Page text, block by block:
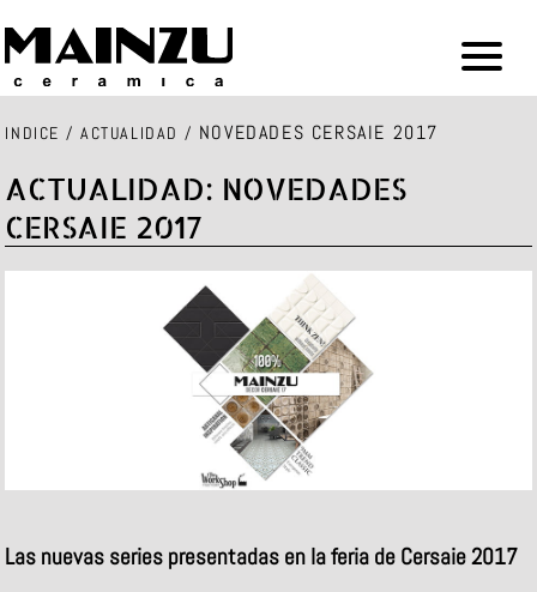
INDICE / ACTUALIDAD / NOVEDADES CERSAIE 2017
ACTUALIDAD: NOVEDADES
CERSAIE 2017
Las nuevas series presentadas en la feria de Cersaie 2017